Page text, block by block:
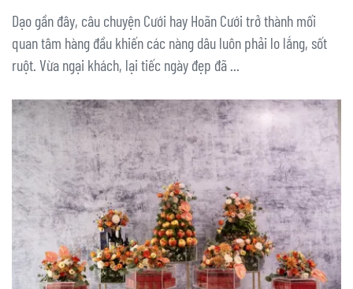
Dạo gần đây, câu chuyện Cưới hay Hoãn Cưới trở thành mối
quan tâm hàng đầu khiến các nàng dâu luôn phải lo lắng, sốt
ruột. Vừa ngại khách, lại tiếc ngày đẹp đã ...